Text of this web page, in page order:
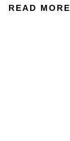
READ MORE